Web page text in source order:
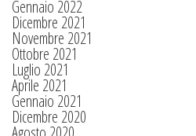
Gennaio 2022
Dicembre 2021
Novembre 2021
Ottobre 2021
Luglio 2021
Aprile 2021
Gennaio 2021
Dicembre 2020